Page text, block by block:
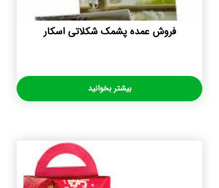
فروش عمده پشمک شکلاتی اسکار
بیشتر بخوانید